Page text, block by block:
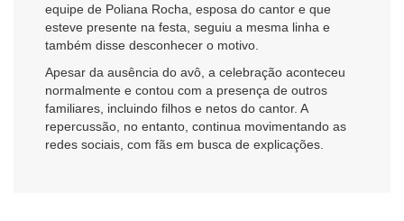
equipe de Poliana Rocha , esposa do cantor e que
esteve presente na festa, seguiu a mesma linha e
também disse desconhecer o motivo.
Apesar da ausência do avô, a celebração aconteceu
normalmente e contou com a presença de outros
familiares, incluindo filhos e netos do cantor. A
repercussão, no entanto, continua movimentando as
redes sociais, com fãs em busca de explicações.